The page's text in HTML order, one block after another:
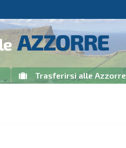
Trasferirsi alle Azzorre